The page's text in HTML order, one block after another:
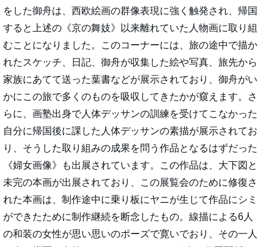
をした御舟は、西欧絵画の群像表現に強く触発され、帰国
すると上述の《京の舞妓》以来離れていた人物画に取り組
むことになりました。このコーナーには、旅の途中で描か
れたスケッチ、日記、御舟が収集した絵や写真、旅先から
家族にあてて送った葉書などが展示されており、御舟がい
かにこの旅で多くのものを吸収してきたかが窺えます。さ
らに、画塾出身で人体デッサンの訓練を受けてこなかった
自分に帰国後に課した人体デッサンの素描が展示されてお
り、そうした取り組みの成果を問う作品となるはずだった
《婦女画像》も出展されています。この作品は、大下図と
未完の本画が出展されており、この展覧会のために修復さ
れた本画は、制作途中に乗り板にヤニが生じて作品にシミ
ができたために制作継続を断念したもの。線描による6人
の和装の女性が思い思いのポーズで寛いでおり、その一人